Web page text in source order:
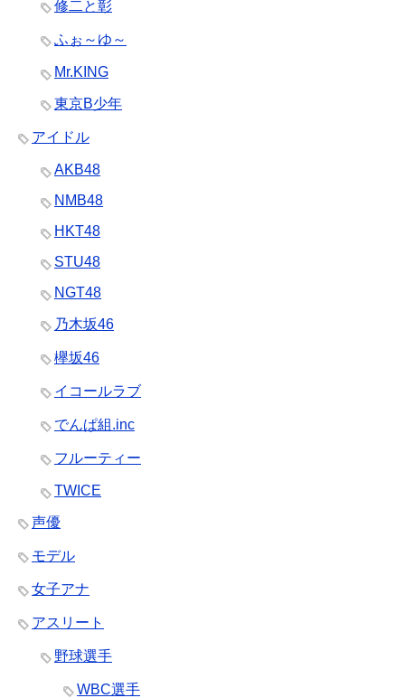
修二と彰
ふぉ～ゆ～
Mr.KING
東京B少年
アイドル
AKB48
NMB48
HKT48
STU48
NGT48
乃木坂46
欅坂46
イコールラブ
でんぱ組.inc
フルーティー
TWICE
声優
モデル
女子アナ
アスリート
野球選手
WBC選手